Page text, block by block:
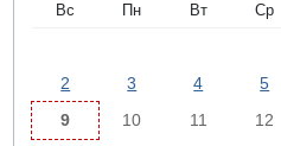
Вс Пн Вт Ср
2
3 4 5
9
10 11 12